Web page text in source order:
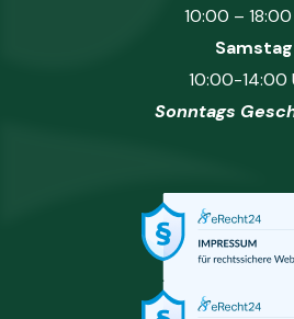
10:00 –
Samstag
10:00-14:00
Sonntags